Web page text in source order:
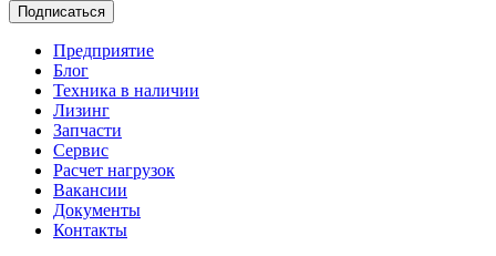
Подписаться
Предприятие
Блог
Техника в наличии
Лизинг
Запчасти
Сервис
Расчет нагрузок
Вакансии
Документы
Контакты